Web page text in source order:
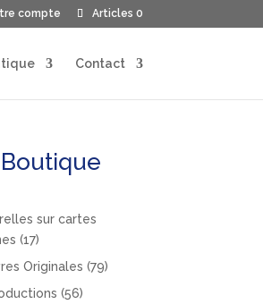
compte Articles 0
Contact
sur cartes
1717
produits
Originales 7979
5656